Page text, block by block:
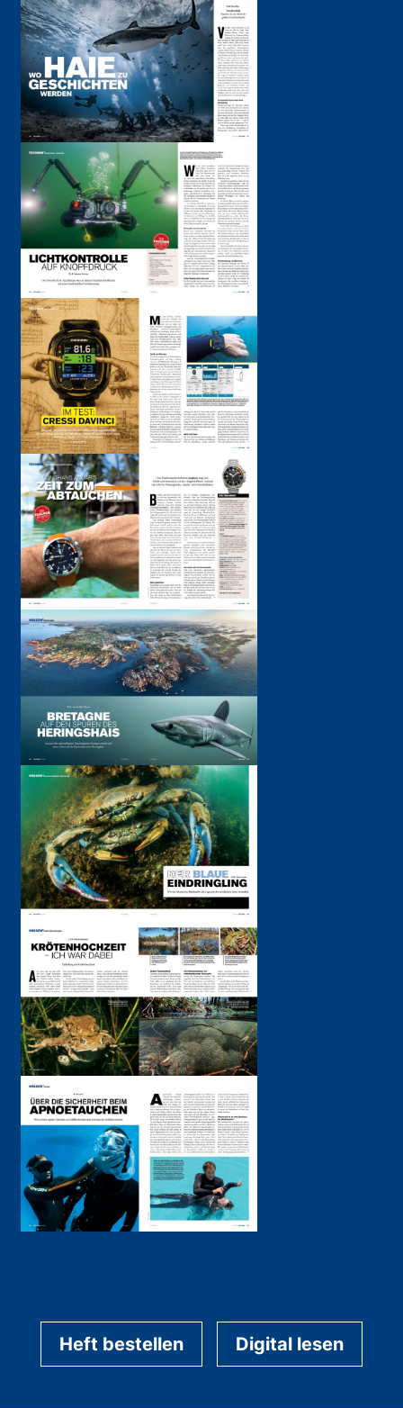
Heft bestellen Digital lesen